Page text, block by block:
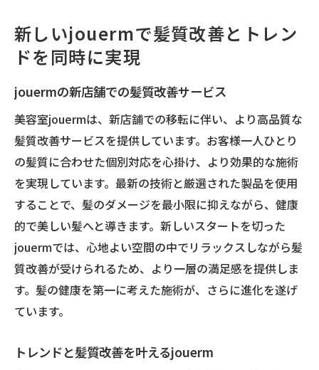
新しいjouermで髪質改善とトレン
ドを同時に実現
jouermの新店舗での髪質改善サービス
美容室jouermは、新店舗での移転に伴い、より高品質な
髪質改善サービスを提供しています。お客様一人ひとり
の髪質に合わせた個別対応を心掛け、より効果的な施術
を実現しています。最新の技術と厳選された製品を使用
することで、髪のダメージを最小限に抑えながら、健康
的で美しい髪へと導きます。新しいスタートを切った
jouermでは、心地よい空間の中でリラックスしながら髪
質改善が受けられるため、より一層の満足感を提供しま
す。髪の健康を第一に考えた施術が、さらに進化を遂げ
ています。
トレンドと髪質改善を叶えるjouerm